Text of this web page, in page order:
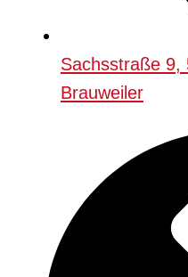
Sachsstraße 9,
Brauweiler